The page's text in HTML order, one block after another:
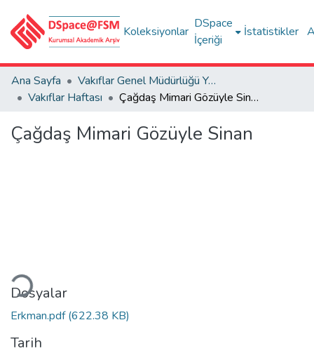
Koleksiyonlar
DSpace
İçeriği
İstatistikler
Ana Sayfa
Vakıflar Genel Müdürlüğü Yayınları
Vakıflar Haftası
Çağdaş Mimari Gözüyle Sinan
Çağdaş Mimari Gözüyle Sinan
Dosyalar
Erkman.pdf(622.38 KB)
Tarih